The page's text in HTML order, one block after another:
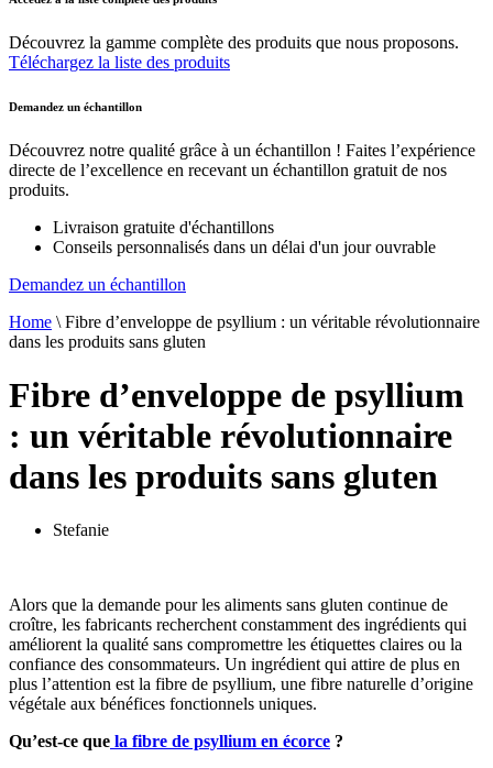
Découvrez la gamme complète des produits que nous proposons.
Téléchargez la liste des produits
Demandez un échantillon
Découvrez notre qualité grâce à un échantillon ! Faites l’expérience
directe de l’excellence en recevant un échantillon gratuit de nos
produits.
Livraison gratuite d'échantillons
Conseils personnalisés dans un délai d'un jour ouvrable
Demandez un échantillon
Home \ Fibre d’enveloppe de psyllium : un véritable révolutionnaire
dans les produits sans gluten
Fibre d’enveloppe de psyllium
: un véritable révolutionnaire
dans les produits sans gluten
Stefanie
Alors que la demande pour les aliments sans gluten continue de
croître, les fabricants recherchent constamment des ingrédients qui
améliorent la qualité sans compromettre les étiquettes claires ou la
confiance des consommateurs. Un ingrédient qui attire de plus en
plus l’attention est la fibre de psyllium, une fibre naturelle d’origine
végétale aux bénéfices fonctionnels uniques.
Qu’est-ce que la fibre de psyllium en écorce ?